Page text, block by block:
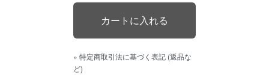
» 特定商取引法に基づく表記 (返品な
ど)